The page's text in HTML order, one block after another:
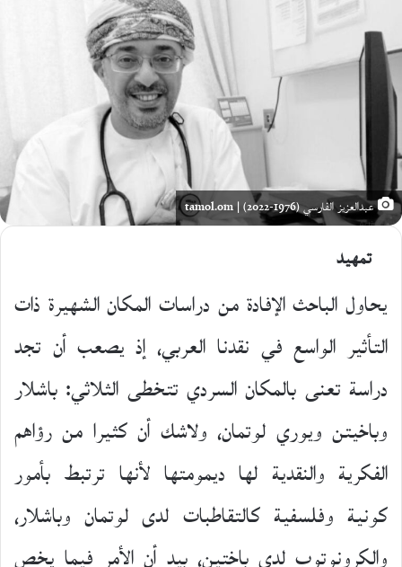
عبدالعزيز الفارسي (1976-2022) | tamol.om
تمهيد
يحاول الباحث الإفادة من دراسات المكان الشهيرة ذات
التأثير الواسع في نقدنا العربي، إذ يصعب أن تجد
دراسة تعنى بالمكان السردي تتخطى الثلاثي: باشلار
وباخيتن ويوري لوتمان، ولاشك أن كثيرا من رؤاهم
الفكرية والنقدية لها ديمومتها لأنها ترتبط بأمور
كونية وفلسفية كالتقاطبات لدى لوتمان وباشلار،